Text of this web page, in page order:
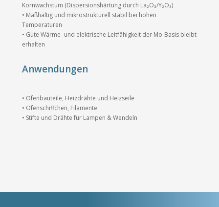
Kornwachstum (Dispersionshärtung durch La₂O₃/Y₂O₃)
• Maßhaltig und mikrostrukturell stabil bei hohen
Temperaturen
• Gute Wärme- und elektrische Leitfähigkeit der Mo-Basis bleibt
erhalten
Anwendungen
• Ofenbauteile, Heizdrähte und Heizseile
• Ofenschiffchen, Filamente
• Stifte und Drähte für Lampen & Wendeln